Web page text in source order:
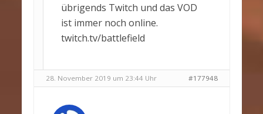
übrigends Twitch und das VOD
ist immer noch online.
twitch.tv/battlefield
28. November 2019 um 23:44 Uhr #177948